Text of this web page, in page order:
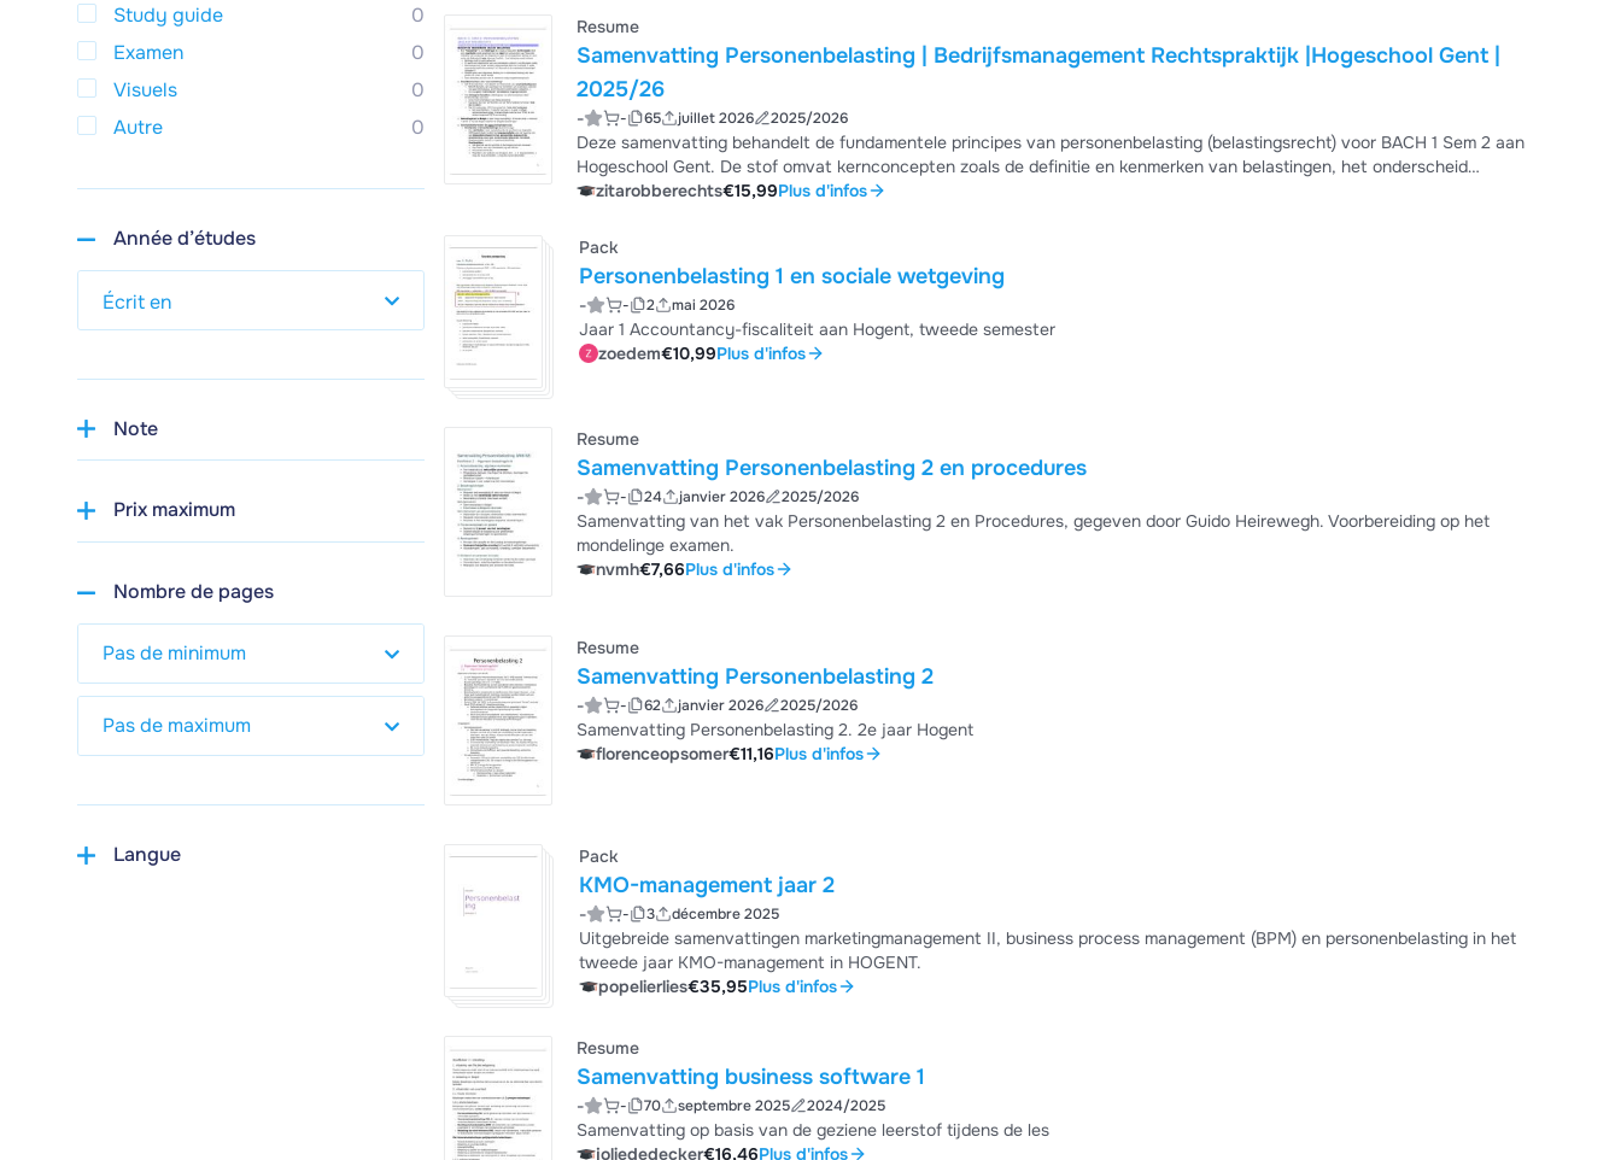
Study guide
0
Examen
0
Visuels
0
Autre
0
Année d’études
Note
Prix maximum
Nombre de pages
Langue
Resume
Samenvatting Personenbelasting | Bedrijfsmanagement Rechtspraktijk |Hogeschool Gent |
2025/26
- - 65 juillet 2026 2025/2026
Deze samenvatting behandelt de fundamentele principes van personenbelasting (belastingsrecht) voor BACH 1 Sem 2 aan
Hogeschool Gent. De stof omvat kernconcepten zoals de definitie en kenmerken van belastingen, het onderscheid
tussen belastingen en retributies, parafiscale bijdragen, en de financiële functie van belastingen. Ideaal voor
zitarobberechts€15,99Plus d'infos
Pack
Personenbelasting 1 en sociale wetgeving
- - 2 mai 2026
Jaar 1 Accountancy-fiscaliteit aan Hogent, tweede semester
zoedem€10,99Plus d'infos
Resume
Samenvatting Personenbelasting 2 en procedures
- - 24 janvier 2026 2025/2026
Samenvatting van het vak Personenbelasting 2 en Procedures, gegeven door Guido Heirewegh. Voorbereiding op het
mondelinge examen.
nvmh€7,66Plus d'infos
Resume
Samenvatting Personenbelasting 2
- - 62 janvier 2026 2025/2026
Samenvatting Personenbelasting 2. 2e jaar Hogent
florenceopsomer€11,16Plus d'infos
Pack
KMO-management jaar 2
- - 3 décembre 2025
Uitgebreide samenvattingen marketingmanagement II, business process management (BPM) en personenbelasting in het
tweede jaar KMO-management in HOGENT.
popelierlies€35,95Plus d'infos
Resume
Samenvatting business software 1
- - 70 septembre 2025 2024/2025
Samenvatting op basis van de geziene leerstof tijdens de les
joliededecker€16,46Plus d'infos